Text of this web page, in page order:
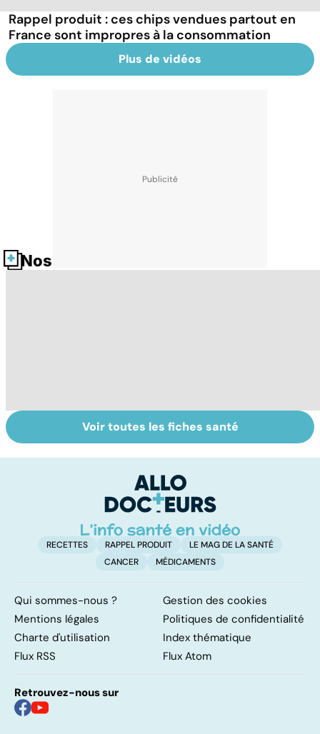
Rappel produit : ces chips vendues partout en
France sont impropres à la consommation
Plus de vidéos
Nos fiches santé
Tout savoir sur
les infections
Inflammation des
amygdales : que
d'angine ?
Voir toutes les fiches santé
RECETTES RAPPEL PRODUIT
LE MAG DE LA SANTÉ
CANCER
MÉDICAMENTS
Qui sommes-nous ?
Gestion des cookies
Mentions légales
Politiques de confidentialité
Charte d'utilisation
Index thématique
Flux RSS
Flux Atom
Retrouvez-nous sur